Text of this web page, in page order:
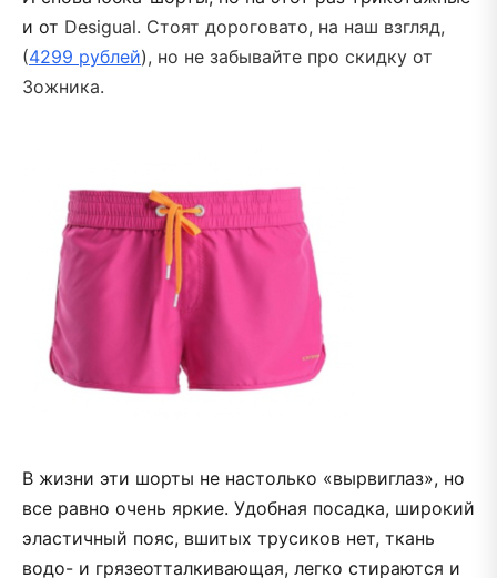
и от Desigual. Стоят дороговато, на наш взгляд,
(4299 рублей), но не забывайте про скидку от
Зожника.
В жизни эти шорты не настолько «вырвиглаз», но
все равно очень яркие. Удобная посадка, широкий
эластичный пояс, вшитых трусиков нет, ткань
водо- и грязеотталкивающая, легко стираются и